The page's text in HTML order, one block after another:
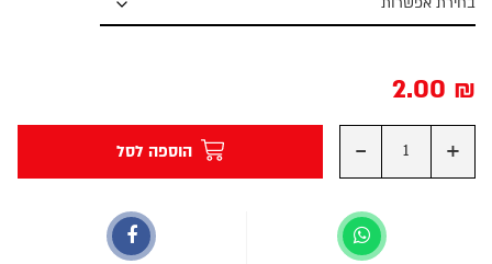
2.00 ₪
+
- הוספה לסל